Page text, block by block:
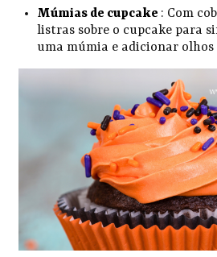
Múmias de cupcake : Com
listras sobre o cupcake para
uma múmia e adicionar olhos